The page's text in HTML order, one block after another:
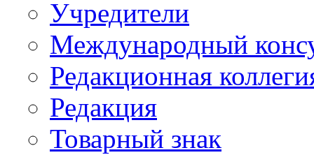
Учредители
Международный
Редакционная
Редакция
Товарный знак